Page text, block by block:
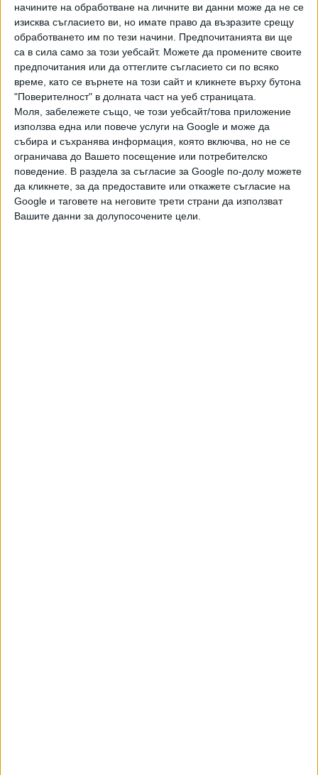
начините на обработване на личните ви данни може да не се
изисква съгласието ви, но имате право да възразите срещу
обработването им по тези начини. Предпочитанията ви ще
са в сила само за този уебсайт. Можете да промените своите
предпочитания или да оттеглите съгласието си по всяко
време, като се върнете на този сайт и кликнете върху бутона
"Поверителност" в долната част на уеб страницата.
Моля, забележете също, че този уебсайт/това приложение
използва една или повече услуги на Google и може да
събира и съхранява информация, която включва, но не се
ограничава до Вашето посещение или потребителско
поведение. В раздела за съгласие за Google по-долу можете
да кликнете, за да предоставите или откажете съгласие на
Google и таговете на неговите трети страни да използват
Вашите данни за долупосочените цели.
Ако искате да подкрепите независимата
и качествена журналистика в “Сега”,
можете да направите дарение през
PayPal
Ключови думи: Белгия ,жп катастрофа
Още новини по темата
Национална стачка парализира транспорта в
Белгия